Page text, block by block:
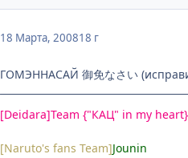
18 Марта, 200818 г
ГОМЭННАСАЙ 御免なさい
[Deidara]Team {"КАЦ" in my heart}
[Naruto's fans Team]Jounin